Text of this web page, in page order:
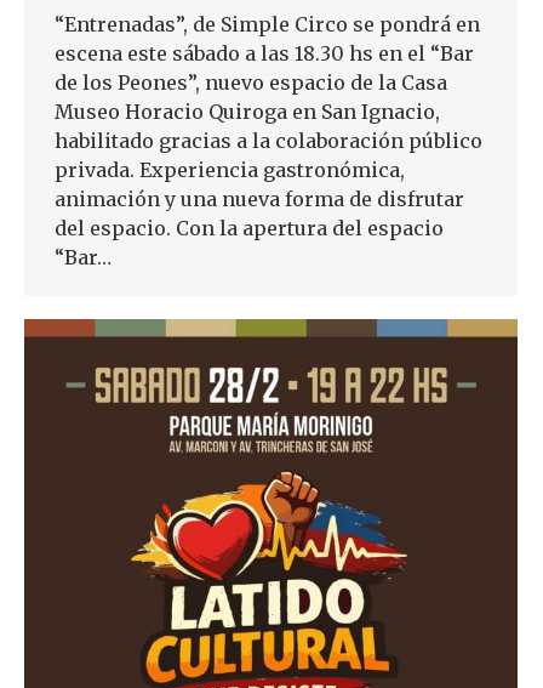
“Entrenadas”, de Simple Circo se pondrá en
escena este sábado a las 18.30 hs en el “Bar
de los Peones”, nuevo espacio de la Casa
Museo Horacio Quiroga en San Ignacio,
habilitado gracias a la colaboración público
privada. Experiencia gastronómica,
animación y una nueva forma de disfrutar
del espacio. Con la apertura del espacio
“Bar…